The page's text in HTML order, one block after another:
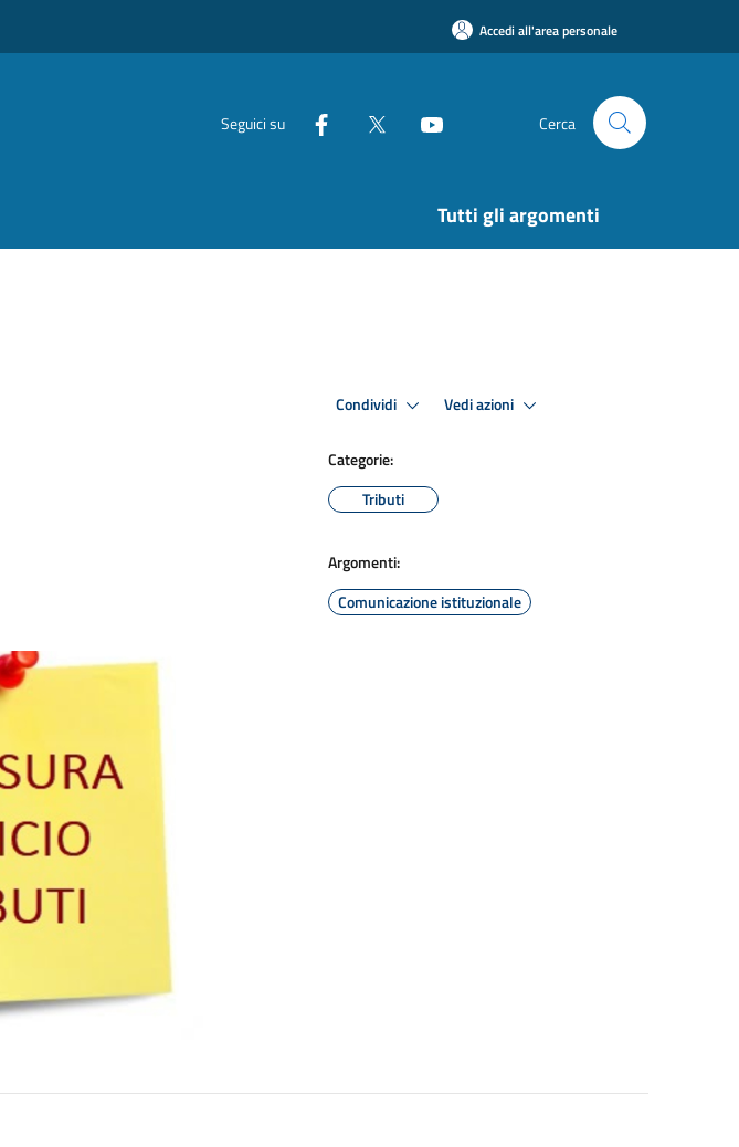
Accedi all'area personale
Seguici su Cerca
Tutti gli argomenti
Condividi Vedi azioni
Categorie:
Tributi
Argomenti:
Comunicazione istituzionale